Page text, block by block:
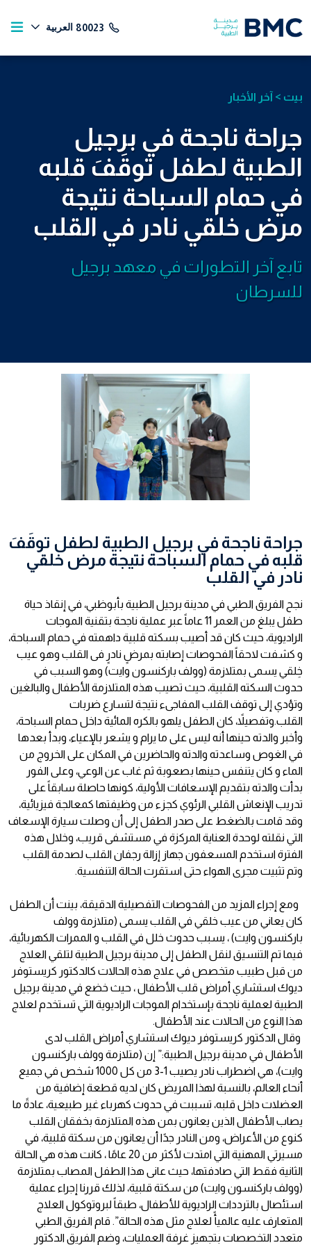
80023 العربية
بيت > آخر الأخبار
جراحة ناجحة في برجيل
الطبية لطفل توقَفَ قلبه
في حمام السباحة نتيجة
مرض خلقي نادر في القلب
تابع آخر التطورات في معهد برجيل
للسرطان
جراحة ناجحة في برجيل الطبية لطفل توقَفَ
قلبه في حمام السباحة نتيجة مرض خلقي
نادر في القلب
نجح الفريق الطبي في مدينة برجيل الطبية بأبوظبي، في إنقاذ حياة
طفل يبلغ من العمر 11 عاماً عبر عملية ناجحة بتقنية الموجات
الراديوية، حيث كان قد أصيب بسكته قلبية داهمته في حمام السباحة،
و كشفت لاحقاً الفحوصات إصابته بمرضٍ نادرٍ فى القلب وهو عيب
خِلقي يسمى بمتلازمة (وولف باركنسون وايت) وهو السبب في
حدوث السكته القلبية، حيث تصيب هذه المتلازمة الأطفال والبالغين
وتؤدي إلى توقف القلب المفاجىء نتيجة لتسارع ضربات
القلب.وتفصيلاً، كان الطفل يلهو بالكره المائية داخل حمام السباحة،
وأخبر والدته حينها أنه ليس على ما يرام و يشعر بالإعياء، وبدأ بعدها
في الغوص وساعدته والدته والحاضرين في المكان على الخروج من
الماء و كان يتنفس حينها بصعوبة ثم غاب عن الوعي، وعلى الفور
بدأت والدته بتقديم الإسعافات الأولية، كونها حاصلة سابقاً على
تدريب الإنعاش القلبي الرئوي كجزء من وظيفتها كمعالجة فيزيائية،
وقد قامت بالضغط على صدر الطفل إلى أن وصلت سيارة الإسعاف
التي نقلته لوحدة العناية المركزة في مستشفى قريب، وخلال هذه
الفترة استخدم المسعفون جهاز إزالة رجفان القلب لصدمة القلب
وتم تثبيت مجرى الهواء حتى استقرت الحالة التنفسية.
ومع إجراء المزيد من الفحوصات التفصيلية الدقيقة، بينت أن الطفل
كان يعاني من عيب خلقي في القلب يسمى (متلازمة وولف
باركنسون وايت) ، يسبب حدوث خلل في القلب و الممرات الكهربائية،
فيما تم التنسيق لنقل الطفل إلى مدينة برجيل الطبية لتلقي العلاج
من قبل طبيب متخصص في علاج هذه الحالات كالدكتور كريستوفر
ديوك استشاري أمراض قلب الأطفال ، حيث خضع في مدينة برجيل
الطبية لعملية ناجحة بإستخدام الموجات الراديوية التي تستخدم لعلاج
هذا النوع من الحالات عند الأطفال.
وقال الدكتور كريستوفر ديوك استشاري أمراض القلب لدى
الأطفال في مدينة برجيل الطبية:” إن (متلازمة وولف باركنسون
وايت)، هي اضطراب نادر يصيب 1-3 من كل 1000 شخص في جميع
أنحاء العالم، بالنسبة لهذا المريض كان لديه قطعة إضافية من
العضلات داخل قلبه، تسببت في حدوث كهرباء غير طبيعية، عادةً ما
يصاب الأطفال الذين يعانون بمن هذه المتلازمة بخفقان القلب
كنوع من الأعراض، ومن النادر جدًا أن يعانون من سكتة قلبية، في
مسيرتي المهنية التي امتدت لأكثر من 20 عامًا ، كانت هذه هي الحالة
الثانية فقط التي صادفتها، حيث عانى هذا الطفل المصاب بمتلازمة
(وولف باركنسون وايت) من سكتة قلبية، لذلك قررنا إجراء عملية
استئصال بالترددات الراديوية للأطفال، طبقاً لبروتوكول العلاج
المتعارف عليه عالميأً لعلاج مثل هذه الحالة”. قام الفريق الطبي
متعدد التخصصات بتجهيز غرفة العمليات، وضم الفريق الدكتور